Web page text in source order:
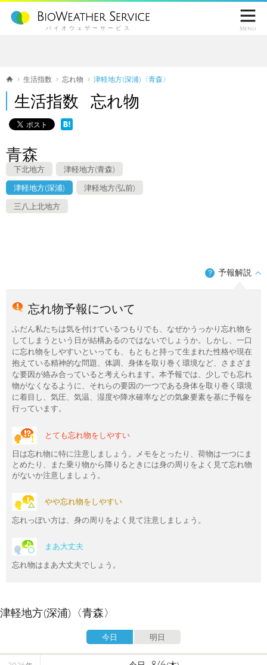
バイオウェザーサービス

Menu
生活指数 忘れ物 津軽地方(深浦)〈青森〉
生活指数 忘れ物
青森
下北地方 津軽地方(青森)
津軽地方(深浦) 津軽地方(弘前)
三八上北地方
？ 予報解説
忘れ物予報について
ふだん私たちは気を付けているつもりでも、なぜかうっかり忘れ物を
してしまうという日が結構あるのではないでしょうか。しかし、一口
に忘れ物をしやすいといっても、もともと持って生まれた性格や現在
抱えている精神的な問題、体調、身体を取り巻く環境など、さまざま
な要因が絡み合っていると考えられます。本予報では、少しでも忘れ
物がなくなるように、それらの要因の一つである身体を取り巻く環境
に着目し、気圧、気温、湿度や降水確率などの気象要素を基に予報を
行っています。
とても忘れ物をしやすい
日は忘れ物に特に注意しましょう。メモをとったり、荷物は一つにま
とめたり、また乗り物から降りるときには身の周りをよく見て忘れ物
がないか注意しましょう。
やや忘れ物をしやすい
忘れっぽい方は、身の周りをよく見て注意しましょう。
まあ大丈夫
忘れ物はまあ大丈夫でしょう。
津軽地方(深浦)〈青森〉
今日 明日